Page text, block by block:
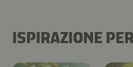
ISPIRAZIONE